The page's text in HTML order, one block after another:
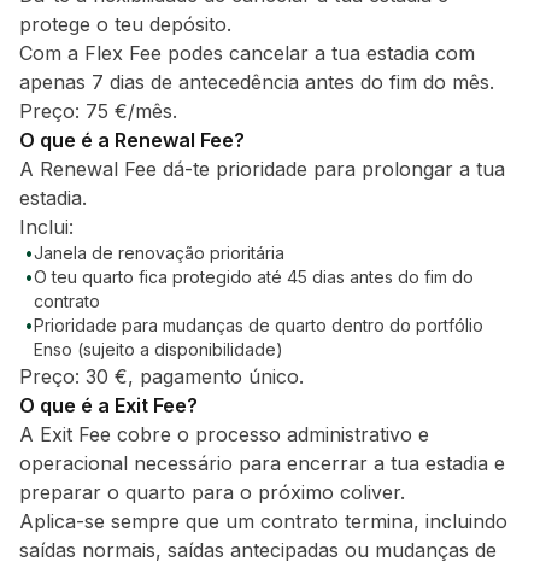
protege o teu depósito.
Com a Flex Fee podes cancelar a tua estadia com
apenas 7 dias de antecedência antes do fim do mês.
Preço: 75 €/mês.
O que é a Renewal Fee?
A Renewal Fee dá-te prioridade para prolongar a tua
estadia.
Inclui:
•Janela de renovação prioritária
•O teu quarto fica protegido até 45 dias antes do fim do
contrato
•Prioridade para mudanças de quarto dentro do portfólio
Enso (sujeito a disponibilidade)
Preço: 30 €, pagamento único.
O que é a Exit Fee?
A Exit Fee cobre o processo administrativo e
operacional necessário para encerrar a tua estadia e
preparar o quarto para o próximo coliver.
Aplica-se sempre que um contrato termina, incluindo
saídas normais, saídas antecipadas ou mudanças de